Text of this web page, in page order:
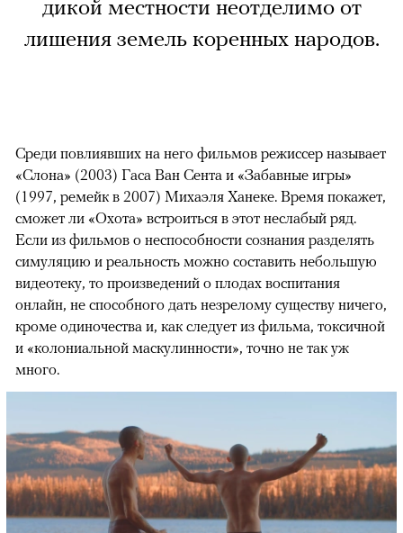
дикой местности неотделимо от
лишения земель коренных народов.
Среди повлиявших на него фильмов режиссер называет
«Слона» (2003) Гаса Ван Сента и «Забавные игры»
(1997, ремейк в 2007) Михаэля Ханеке. Время покажет,
сможет ли «Охота» встроиться в этот неслабый ряд.
Если из фильмов о неспособности сознания разделять
симуляцию и реальность можно составить небольшую
видеотеку, то произведений о плодах воспитания
онлайн, не способного дать незрелому существу ничего,
кроме одиночества и, как следует из фильма, токсичной
и «колониальной маскулинности», точно не так уж
много.